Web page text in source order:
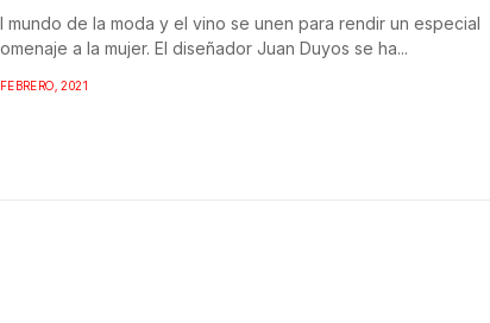
mundo de la moda y el vino se unen para rendir un especial
a la mujer. El diseñador Juan Duyos se ha...
2021